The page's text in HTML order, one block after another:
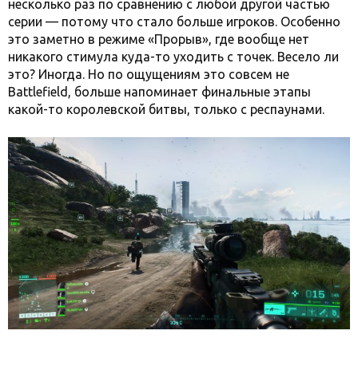
несколько раз по сравнению с любой другой частью
серии — потому что стало больше игроков. Особенно
это заметно в режиме «Прорыв», где вообще нет
никакого стимула куда-то уходить с точек. Весело ли
это? Иногда. Но по ощущениям это совсем не
Battlefield, больше напоминает финальные этапы
какой-то королевской битвы, только с респаунами.